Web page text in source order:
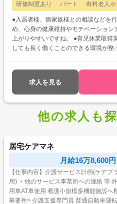
研修制度あり
パート 有料老人ホ
●入居者様、御家族様との相談などを
め、心身の健康維持やモチベーション
上がりやすいですね。 ●育児休業取得
しても長く働くことのできる環境が整
求人を見る
他の求人も
居宅ケアマネ
月給16万8,600
【仕事内容】介護サービス計画(ケア
用) ・他のサービス事業所への連絡 等
用車AT車使用 看護小規模多機能施設へ配置の可能性あり 【経験・資格】<応
募要件> 介護支援専門員 普通自動車運転免許(AT限定